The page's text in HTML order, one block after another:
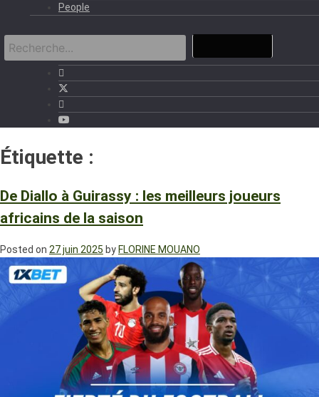
People
Étiquette :
De Diallo à Guirassy : les meilleurs joueurs
africains de la saison
Posted on 27 juin 2025 by FLORINE MOUANO